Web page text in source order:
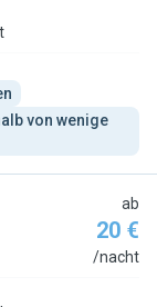
von wenige
ab
20 €
/nacht